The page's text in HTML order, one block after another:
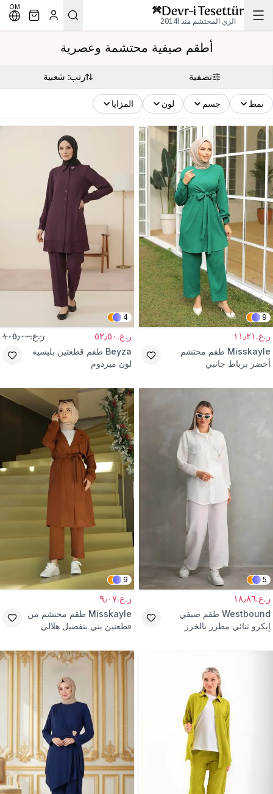
الزي المحتشم منذ 2014l
OM
أطقم صيفية محتشمة وعصرية
تصفية رتب: شعبية
نمط جسم لون المزايا
9
ر.ع.١١٫٢١
Misskayle طقم محتشم
أخضر برباط جانبي
4
ر.ع.٥٢٫٥٠ ر.ع.١٠٥٫٠٠
Beyza طقم قطعتين بليسيه
لون ميردوم
5
ر.ع.١٨٫٨٦
Westbound طقم صيفي
إيكرو ثنائي مطرز بالخرز
9
ر.ع.٩٫٠٧
Misskayle طقم محتشم من
قطعتين بني بتفصيل هلالي